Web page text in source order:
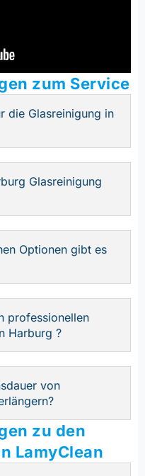
zum Service
die Glasreinigung in
Glasreinigung
Optionen gibt es
professionellen
Harburg ?
von
zu den
LamyClean